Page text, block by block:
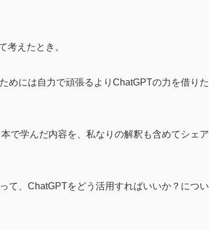
考えたとき。
めには自力で頑張るよりChatGPTの力を借りた
本で学んだ内容を、私なりの解釈も含めてシェア
て、ChatGPTをどう活用すればいいか？につい